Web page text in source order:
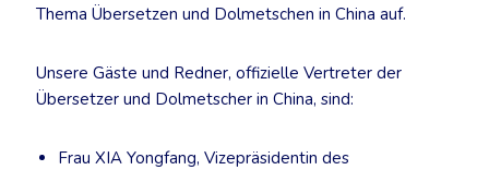
Thema Übersetzen und Dolmetschen in China auf.
Unsere Gäste und Redner, offizielle Vertreter der
Übersetzer und Dolmetscher in China, sind:
Frau XIA Yongfang, Vizepräsidentin des